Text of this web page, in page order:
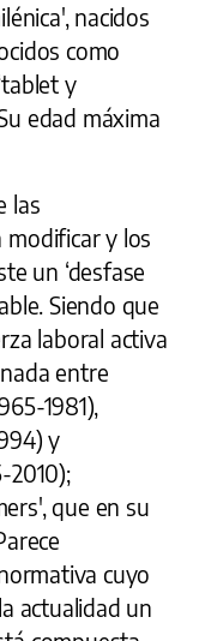
nacidos
como
y
edad máxima
las
modificar y los
un ‘desfase
Siendo que
laboral activa
entre
1981),
y
2010);
que en su
cuyo
actualidad un